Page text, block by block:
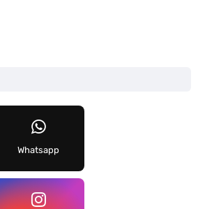
Whatsapp